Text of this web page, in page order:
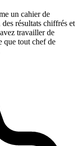
un cahier de
résultats chiffrés et
travailler de
que tout chef de